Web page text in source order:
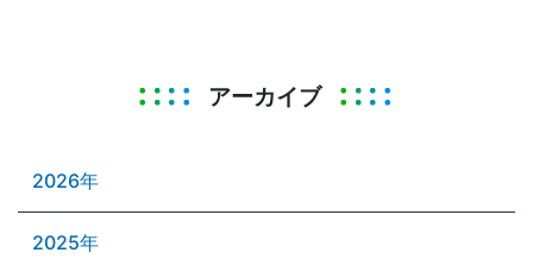
アーカイブ
2026年
2025年